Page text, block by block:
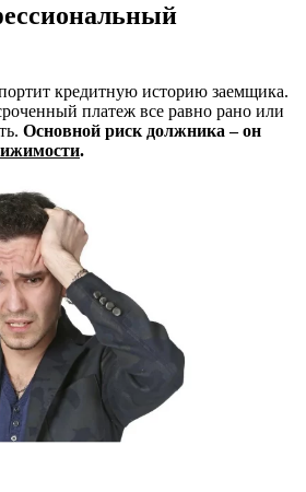
кредитную историю заемщика.
платеж все равно рано или
Основной риск должника – он
.